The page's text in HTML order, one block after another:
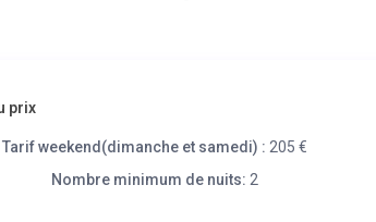
prix
Tarif weekend(dimanche et samedi) : 205 €
Nombre minimum de nuits: 2